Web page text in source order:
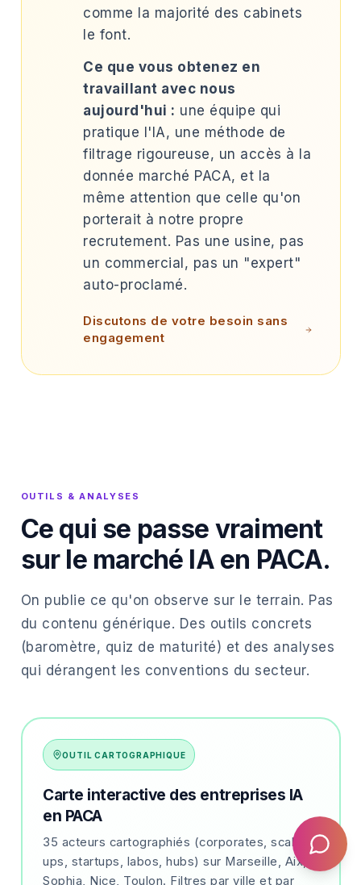
comme la majorité des cabinets
le font.
Ce que vous obtenez en
travaillant avec nous
aujourd'hui : une équipe qui
pratique l'IA, une méthode de
filtrage rigoureuse, un accès à la
donnée marché PACA, et la
même attention que celle qu'on
porterait à notre propre
recrutement. Pas une usine, pas
un commercial, pas un "expert"
auto-proclamé.
Discutons de votre besoin sans
engagement
OUTILS & ANALYSES
Ce qui se passe vraiment
sur le marché IA en PACA.
On publie ce qu'on observe sur le terrain. Pas
du contenu générique. Des outils concrets
(baromètre, quiz de maturité) et des analyses
qui dérangent les conventions du secteur.
OUTIL CARTOGRAPHIQUE
Carte interactive des entreprises IA
en PACA
35 acteurs cartographiés (corporates, scale-
ups, startups, labos, hubs) sur Marseille, Aix,
Sophia, Nice, Toulon. Filtres par ville et par